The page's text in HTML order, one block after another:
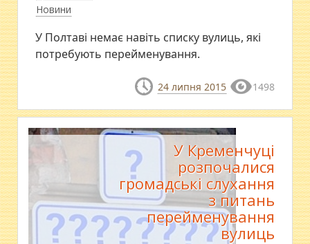
Новини
У Полтаві немає навіть списку вулиць, які
потребують перейменування.
24 липня 2015 1498
У Кременчуці
розпочалися
громадські слухання
з питань
перейменування
вулиць